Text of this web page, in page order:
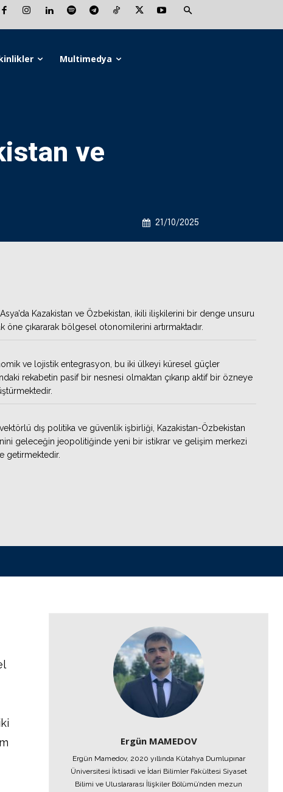
Multimedya
ve
21/10/2025
Kazakistan ve Özbekistan, ikili ilişkilerini bir denge unsuru
öne çıkararak bölgesel otonomilerini artırmaktadır.
ve lojistik entegrasyon, bu iki ülkeyi küresel güçler
rekabetin pasif bir nesnesi olmaktan çıkarıp aktif bir özneye
dış politika ve güvenlik işbirliği, Kazakistan-Özbekistan
geleceğin jeopolitiğinde yeni bir istikrar ve gelişim merkezi
getirmektedir.
Ergün MAMEDOV
Ergün Mamedov, 2020 yıllında Kütahya Dumlupınar
Üniversitesi İktisadi ve İdari Bilimler Fakültesi Siyaset
Bilimi ve Uluslararası İlişkiler Bölümü’nden mezun